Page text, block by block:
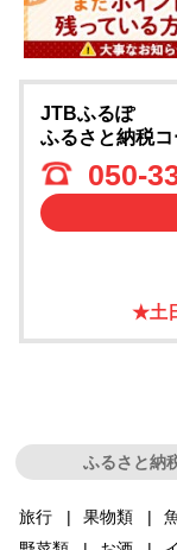
JTBふるぽ
ふるさと納税
050-
★土
ふるさと納
旅行 果物類